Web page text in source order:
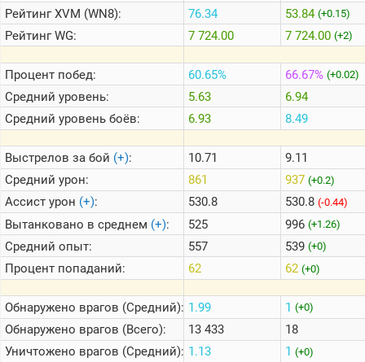
Теlegram
ВК
Портал
Мира
Танков
РейтингXVM (WN8):
РейтингWG:
Процент побед:
Средний уровень:
Средний уровень боёв:
Выстрелов за бой (+):
Средний урон:
Ассист урон (+):
Вытанковано в среднем (+):
Средний опыт:
Процент попаданий:
Обнаружено врагов (Средний):
Обнаружено врагов (Всего):
Уничтожено врагов (Средний):
76.34
7 724.00
60.65%
5.63
6.93
10.71
861
530.8
525
557
62
1.99
13 433
1.13
53.84 (+0.15)
7 724.00 (+2)
66.67% (+0.02)
6.94
8.49
9.11
937 (+0.2)
530.8 (-0.44)
996 (+1.26)
539 (+0)
62 (+0)
1 (+0)
18
1 (+0)